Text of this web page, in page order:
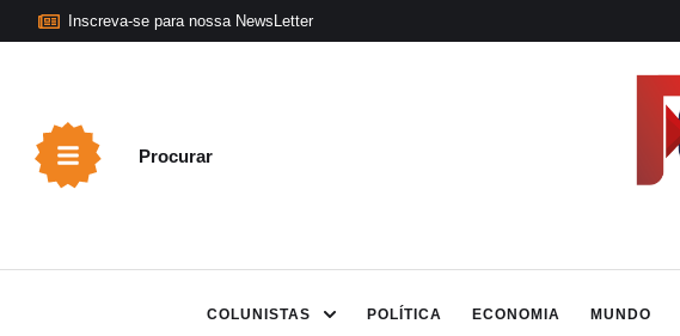
Inscreva-se para nossa NewsLetter
Procurar
COLUNISTAS POLÍTICA ECONOMIA MUNDO